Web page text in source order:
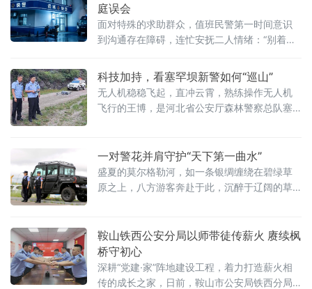
庭误会
面对特殊的求助群众，值班民警第一时间意识
到沟通存在障碍，连忙安抚二人情绪：“别着
纸笔，俯下身
科技加持，看塞罕坝新警如何“巡山”
无人机稳稳飞起，直冲云霄，熟练操作无人机
飞行的王博，是河北省公安厅森林警察总队塞
一对警花并肩守护“天下第一曲水”
盛夏的莫尔格勒河，如一条银绸缠绕在碧绿草
原之上，八方游客奔赴于此，沉醉于辽阔的草
连不断。她们扛起执勤重任，守护万千游客的
旅途平安。她们是新警刘丰婧，辅警刘红艳，
莫尔格勒河景区警务室的警花搭档。刚入警不
久的刘丰婧，主动走出办公室，扎根景区一线
鞍山铁西公安分局以师带徒传薪火 赓续枫
桥守初心
深耕“党建·家”阵地建设工程，着力打造薪火相
传的成长之家，日前，鞍山市公安局铁西分局